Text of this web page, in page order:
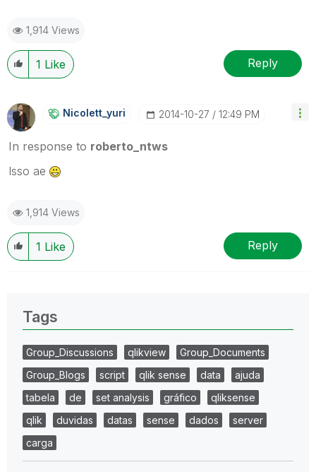
1,914 Views
1 Like Reply
Nicolett_yuri ‎2014-10-27 12:49 PM
In response to roberto_ntws
Isso ae
1,914 Views
1 Like Reply
Tags
Group_Discussions qlikview
Group_Documents
Group_Blogs
script qlik sense data
ajuda
tabela
de set analysis gráfico
qliksense
qlik
duvidas datas sense dados
server
carga